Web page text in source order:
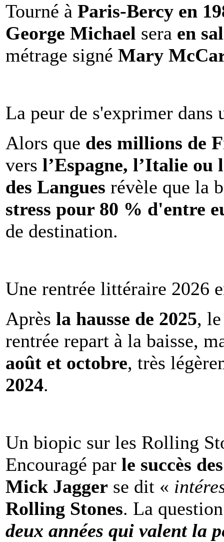
Tourné à Paris-Bercy en
George Michael sera en
métrage signé Mary
La peur de s'exprimer dans
Alors que des millions de
vers l’Espagne, l’Italie ou
des Langues révèle que la
stress pour 80 % d'entre
de destination.
Une rentrée littéraire 2026
Après la hausse de 2025,
rentrée repart à la baisse,
août et octobre, très
2024.
Un biopic sur les Rolling
Encouragé par le succès
Mick Jagger se dit «
Rolling Stones. La
deux années qui valent la